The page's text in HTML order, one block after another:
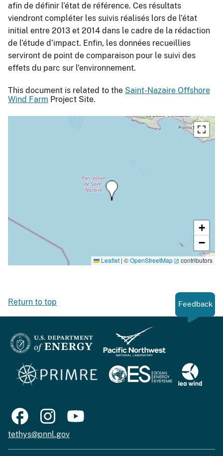
afin de définir l’état de référence. Ces résultats
viendront compléter les suivis réalisés lors de l’état
initial entre 2013 et 2014 dans le cadre de la rédaction
de l’étude d’impact. Enfin, les données recueillies
serviront de point de comparaison pour le suivi des
effets du parc sur l’environnement.
This document is related to the Saint-Nazaire Offshore
Wind Farm Project Site.
+
−
Leaflet | ©OpenStreetMap contributors
Return to top Feedback
tethys@pnnl.gov